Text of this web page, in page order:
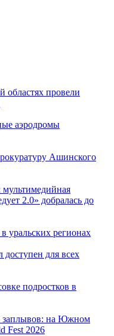
областях провели
аэродромы
Ашинского
2.0» добралась до
уральских регионах
для всех
подростков в
заплывов: на Южном
Fest 2026